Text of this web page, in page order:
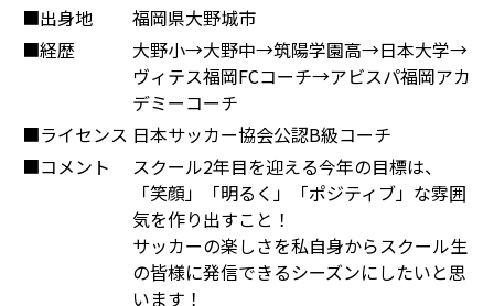
■出身地
福岡県大野城市
■経歴
大野小→大野中→筑陽学園高→日本大学→
ヴィテス福岡FCコーチ→アビスパ福岡アカ
デミーコーチ
■ライセンス 日本サッカー協会公認B級コーチ
■コメント
スクール2年目を迎える今年の目標は、
「笑顔」「明るく」「ポジティブ」な雰囲
気を作り出すこと！
サッカーの楽しさを私自身からスクール生
の皆様に発信できるシーズンにしたいと思
います！